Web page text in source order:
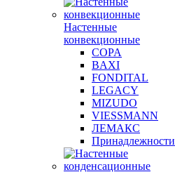
Настенные
конвекционные
COPA
BAXI
FONDITAL
LEGACY
MIZUDO
VIESSMANN
ЛЕМАКС
Принадлежности